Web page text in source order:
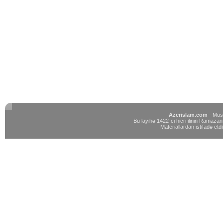
Azerislam.com -
Bu layihə 1422-ci hicri ilinin
Materiallardan istifadə